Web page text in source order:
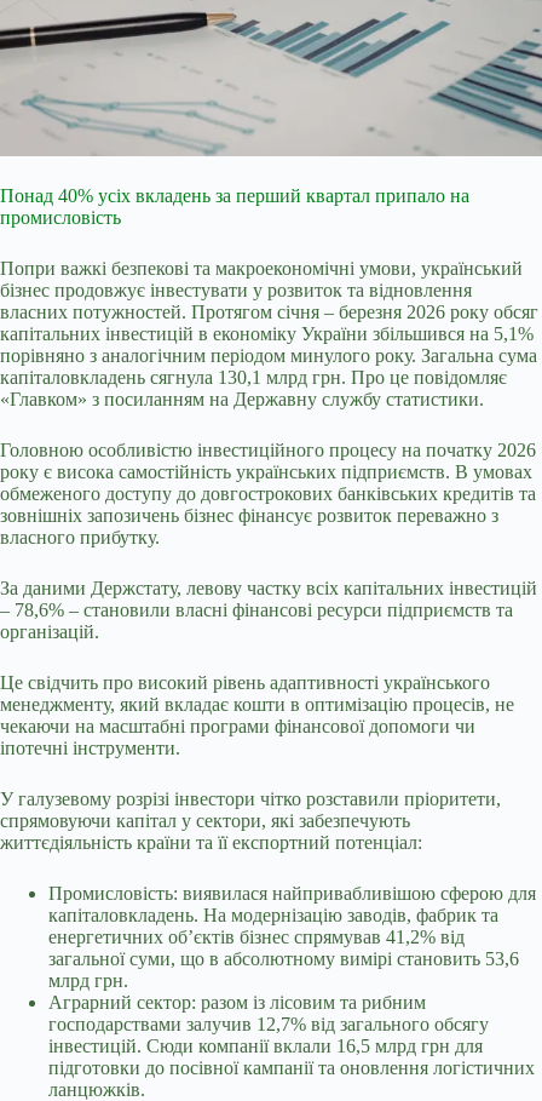
Понад 40% усіх вкладень за перший квартал припало на
промисловість
Попри важкі безпекові та макроекономічні умови, український
бізнес продовжує інвестувати у розвиток та відновлення
власних потужностей. Протягом січня – березня 2026 року обсяг
капітальних інвестицій в економіку України збільшився на 5,1%
порівняно з аналогічним періодом минулого року. Загальна сума
капіталовкладень сягнула 130,1 млрд грн. Про це повідомляє
«Главком» з посиланням на Державну службу статистики.
Головною особливістю інвестиційного процесу на початку 2026
року є висока самостійність українських підприємств. В умовах
обмеженого доступу до довгострокових банківських кредитів та
зовнішніх запозичень бізнес фінансує розвиток переважно з
власного прибутку.
За даними Держстату, левову частку всіх капітальних інвестицій
– 78,6% – становили власні фінансові ресурси підприємств та
організацій.
Це свідчить про високий рівень адаптивності українського
менеджменту, який вкладає кошти в оптимізацію процесів, не
чекаючи на масштабні програми фінансової допомоги чи
іпотечні інструменти.
У галузевому розрізі інвестори чітко розставили пріоритети,
спрямовуючи капітал у сектори, які забезпечують
життєдіяльність країни та її експортний потенціал:
Промисловість: виявилася найпривабливішою сферою для
капіталовкладень. На модернізацію заводів, фабрик та
енергетичних об’єктів бізнес спрямував 41,2% від
загальної суми, що в абсолютному вимірі становить 53,6
млрд грн.
Аграрний сектор: разом із лісовим та рибним
господарствами залучив 12,7% від загального обсягу
інвестицій. Сюди компанії вклали 16,5 млрд грн для
підготовки до посівної кампанії та оновлення логістичних
ланцюжків.